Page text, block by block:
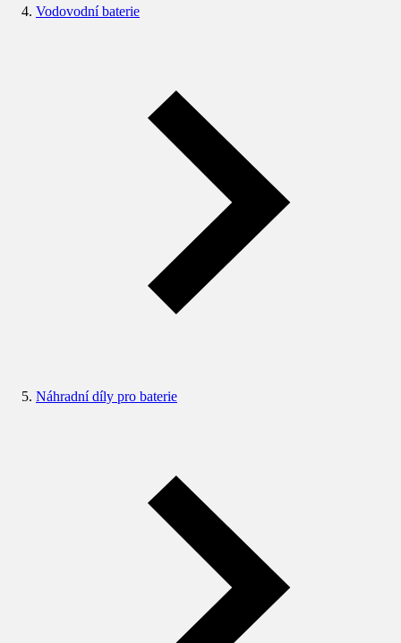
Vodovodní baterie
Náhradní díly pro baterie